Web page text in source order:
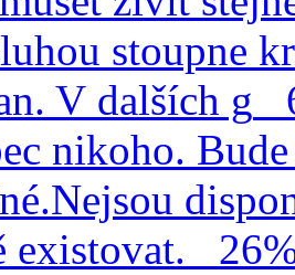
stoupne
V dalších g
nikoho.
existovat.